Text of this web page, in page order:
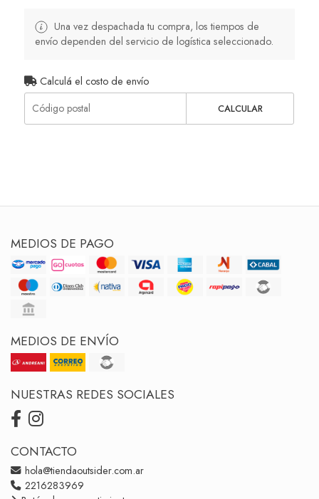
Una vez despachada tu compra, los tiempos de
envío dependen del servicio de logística seleccionado.
Calculá el costo de envío
CALCULAR
MEDIOS DE PAGO
MEDIOS DE ENVÍO
NUESTRAS REDES SOCIALES
CONTACTO
hola@tiendaoutsider.com.ar
2216283969